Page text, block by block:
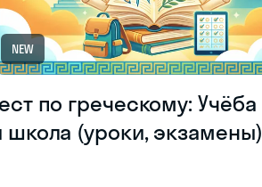
NEW
по греческому: Учёба
школа (уроки, экзамены)